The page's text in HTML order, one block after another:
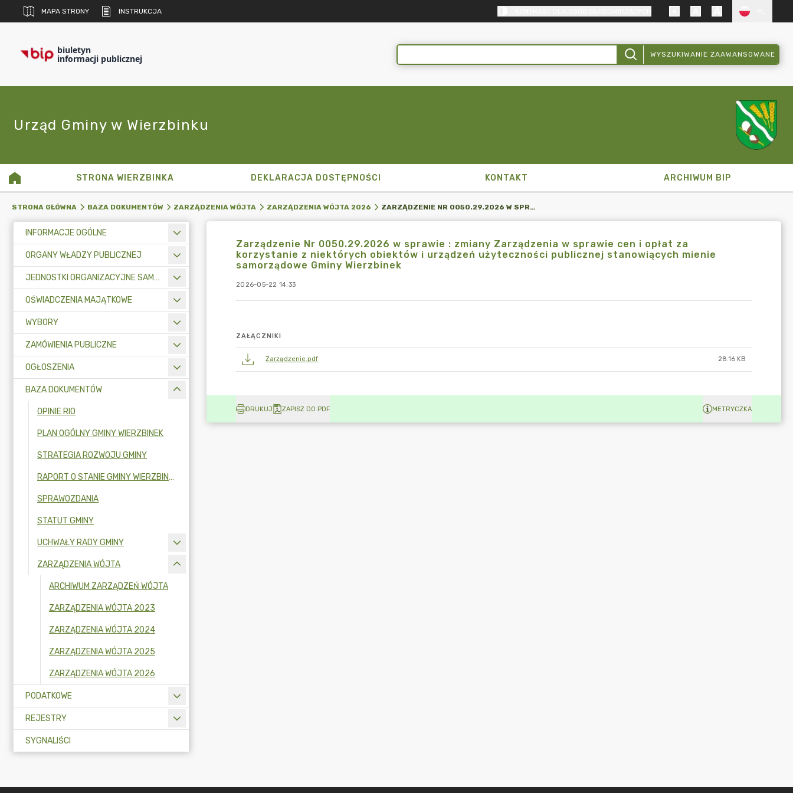
MAPA STRONY INSTRUKCJA
biuletyn
informacji publicznej WYSZUKIWANIE ZAAWANSOWANE
Urząd Gminy w Wierzbinku
STRONA WIERZBINKA DEKLARACJA DOSTĘPNOŚCI KONTAKT ARCHIWUM BIP
STRONA GŁÓWNA BAZA DOKUMENTÓW ZARZĄDZENIA WÓJTA ZARZĄDZENIA WÓJTA 2026 ZARZĄDZENIE NR 0050.29.2026 W SPRAWIE : ZMIANY ZARZĄDZENIA W SPRAWIE CEN I OPŁAT ZA KORZYSTANIE Z NIEKTÓRYCH OBIEKTÓW I URZĄDZEŃ UŻYTECZNOŚCI PUBLICZNEJ STANOWIĄCYCH MIENIE SAMORZĄDOWE GMINY WIERZBINEK
INFORMACJE OGÓLNE
ORGANY WŁADZY PUBLICZNEJ
JEDNOSTKI ORGANIZACYJNE SAMORZĄDU TERYTORIALNEGO
OŚWIADCZENIA MAJĄTKOWE
WYBORY
ZAMÓWIENIA PUBLICZNE
OGŁOSZENIA
BAZA DOKUMENTÓW
OPINIE RIO
PLAN OGÓLNY GMINY WIERZBINEK
STRATEGIA ROZWOJU GMINY
RAPORT O STANIE GMINY WIERZBINEK
SPRAWOZDANIA
STATUT GMINY
UCHWAŁY RADY GMINY
ZARZĄDZENIA WÓJTA
ARCHIWUM ZARZĄDZEŃ WÓJTA
ZARZĄDZENIA WÓJTA 2023
ZARZĄDZENIA WÓJTA 2024
ZARZĄDZENIA WÓJTA 2025
ZARZĄDZENIA WÓJTA 2026
PODATKOWE
REJESTRY
SYGNALIŚCI
Zarządzenie Nr 0050.29.2026 w sprawie : zmiany Zarządzenia w sprawie cen i opłat za
korzystanie z niektórych obiektów i urządzeń użyteczności publicznej stanowiących mienie
samorządowe Gminy Wierzbinek
2026-05-22 14:33
ZAŁĄCZNIKI
Zarządzenie.pdf 28.16 KB
DRUKUJ ZAPISZ DO PDF METRYCZKA